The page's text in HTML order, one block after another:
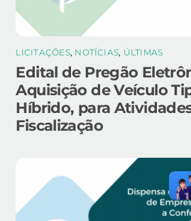
LICITAÇÕES, NOTÍCIAS, ÚLTIMAS
Edital de Pregão
Aquisição de Veículo
Híbrido, para
Fiscalização